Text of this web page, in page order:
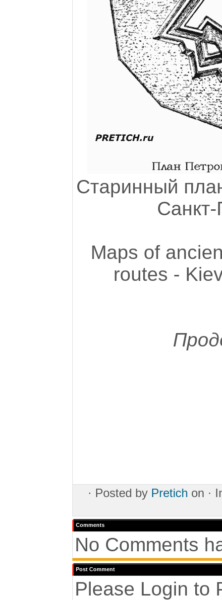
Старинный
Maps of
routes -
· Posted by Pretich on ·
Comments
No Comments
Post Comment
Please Login to